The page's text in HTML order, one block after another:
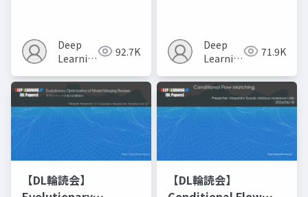
Deep
Learning
92.7K
Deep
Learning
71.9K
【DL輪読会】
【DL輪読会】